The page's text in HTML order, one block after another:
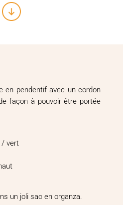
en pendentif avec un cordon
façon à pouvoir être portée
/ vert
un joli sac en organza.